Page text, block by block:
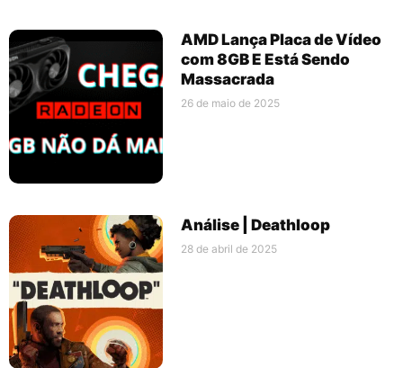
AMD Lança Placa de Vídeo
com 8GB E Está Sendo
Massacrada
26 de maio de 2025
Análise | Deathloop
28 de abril de 2025